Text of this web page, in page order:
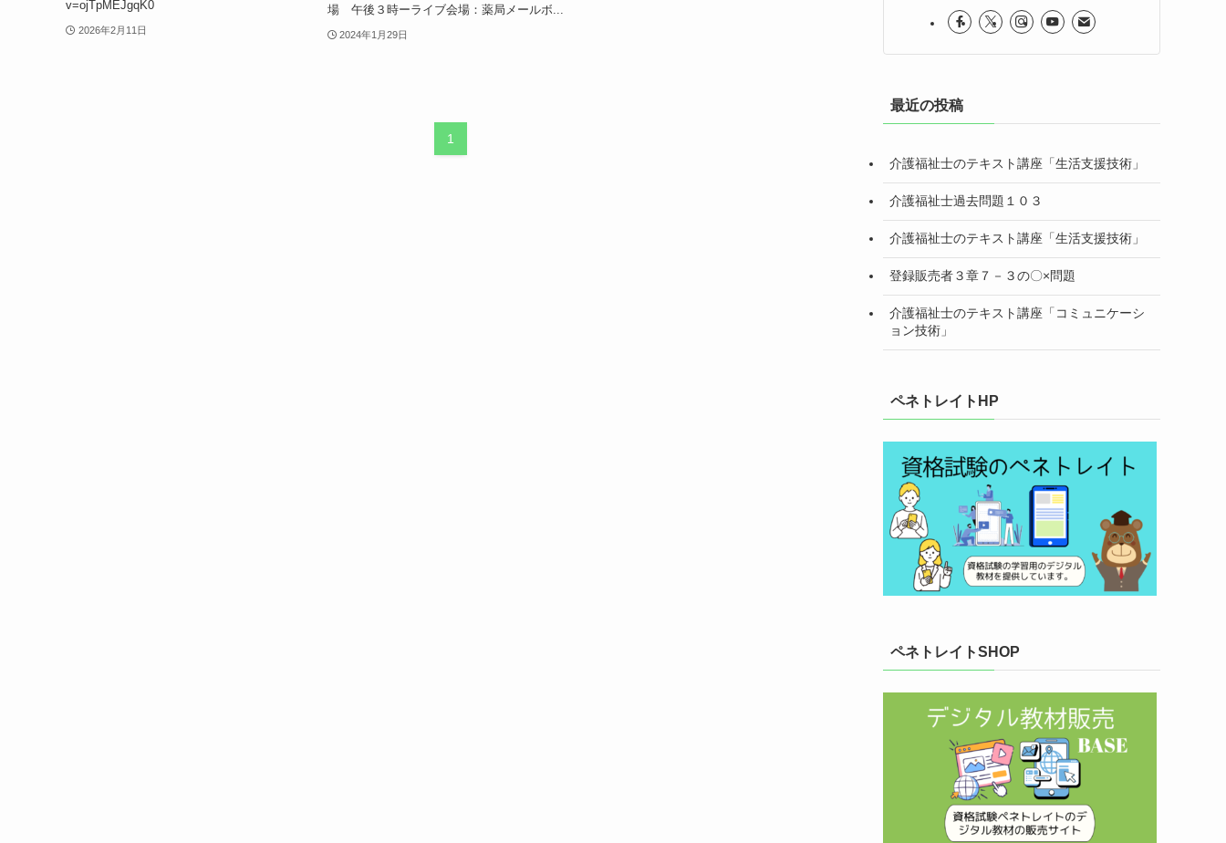
v=ojTpMEJgqK0
2026年2月11日
場 午後３時ーライブ会場：薬局メールボ...
2024年1月29日
1
最近の投稿
介護福祉士のテキスト講座「生活支援技術」
介護福祉士過去問題１０３
介護福祉士のテキスト講座「生活支援技術」
登録販売者３章７－３の〇×問題
介護福祉士のテキスト講座「コミュニケーシ
ョン技術」
ペネトレイトHP
ペネトレイトSHOP